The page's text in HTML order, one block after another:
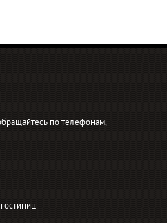
по телефонам,